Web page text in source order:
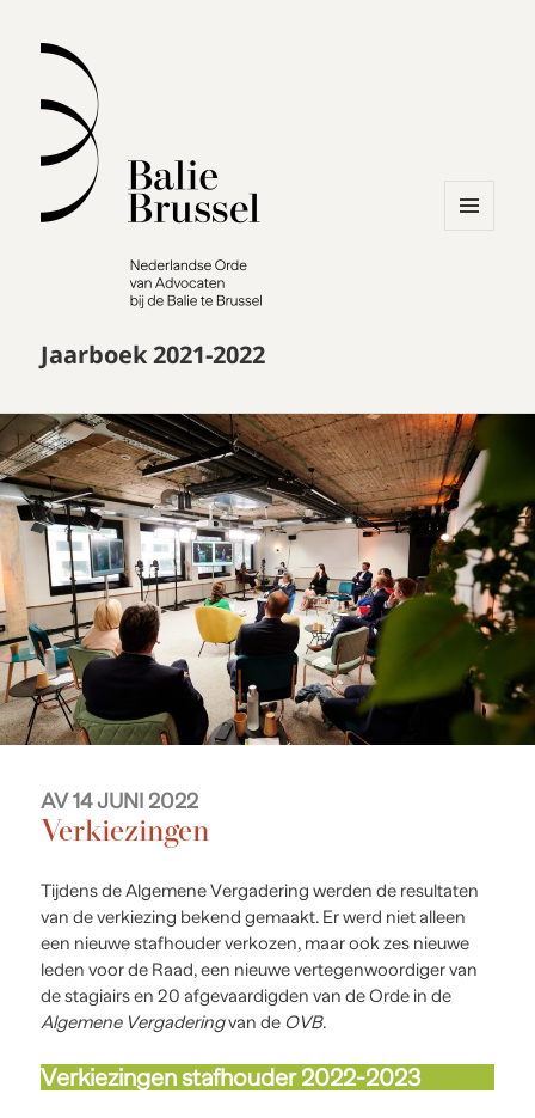
Jaarboek 2021-2022
AV 14 JUNI 2022
Verkiezingen
Tijdens de Algemene Vergadering werden de resultaten
van de verkiezing bekend gemaakt. Er werd niet alleen
een nieuwe stafhouder verkozen, maar ook zes nieuwe
leden voor de Raad, een nieuwe vertegenwoordiger van
de stagiairs en 20 afgevaardigden van de Orde in de
Algemene Vergaderingvan de OVB.
Verkiezingen stafhouder 2022-2023